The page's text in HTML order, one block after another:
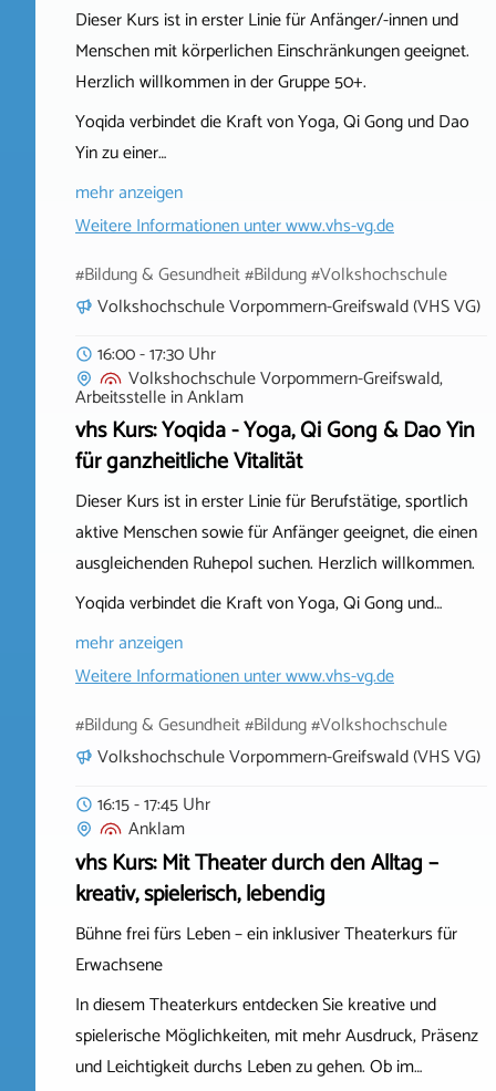
Dieser Kurs ist in erster Linie für Anfänger/-innen und
Menschen mit körperlichen Einschränkungen geeignet.
Herzlich willkommen in der Gruppe 50+.
Yoqida verbindet die Kraft von Yoga, Qi Gong und Dao
Yin zu einer…
mehr anzeigen
Weitere Informationen unterwww.vhs-vg.de
#Bildung & Gesundheit #Bildung #Volkshochschule
Volkshochschule Vorpommern-Greifswald (VHS VG)
16:00 - 17:30 Uhr
Volkshochschule Vorpommern-Greifswald,
ArbeitsstelleinAnklam
vhs Kurs: Yoqida - Yoga, Qi Gong & Dao Yin
für ganzheitliche Vitalität
Dieser Kurs ist in erster Linie für Berufstätige, sportlich
aktive Menschen sowie für Anfänger geeignet, die einen
ausgleichenden Ruhepol suchen. Herzlich willkommen.
Yoqida verbindet die Kraft von Yoga, Qi Gong und…
mehr anzeigen
Weitere Informationen unterwww.vhs-vg.de
#Bildung & Gesundheit #Bildung #Volkshochschule
Volkshochschule Vorpommern-Greifswald (VHS VG)
16:15 - 17:45 Uhr
Anklam
vhs Kurs: Mit Theater durch den Alltag –
kreativ, spielerisch, lebendig
Bühne frei fürs Leben – ein inklusiver Theaterkurs für
Erwachsene
In diesem Theaterkurs entdecken Sie kreative und
spielerische Möglichkeiten, mit mehr Ausdruck, Präsenz
und Leichtigkeit durchs Leben zu gehen. Ob im…